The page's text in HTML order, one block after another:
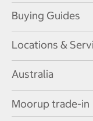
Buying Guides
Locations &
Australia
Moorup trade-in